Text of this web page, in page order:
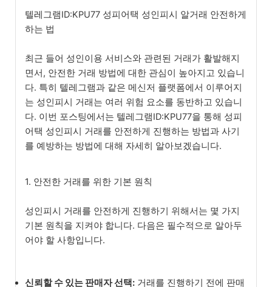
텔레그램ID:KPU77 성피어택 성인피시 알거래 안전하게
하는 법
최근 들어 성인이용 서비스와 관련된 거래가 활발해지
면서, 안전한 거래 방법에 대한 관심이 높아지고 있습니
다. 특히 텔레그램과 같은 메신저 플랫폼에서 이루어지
는 성인피시 거래는 여러 위험 요소를 동반하고 있습니
다. 이번 포스팅에서는 텔레그램ID:KPU77을 통해 성피
어택 성인피시 거래를 안전하게 진행하는 방법과 사기
를 예방하는 방법에 대해 자세히 알아보겠습니다.
1. 안전한 거래를 위한 기본 원칙
성인피시 거래를 안전하게 진행하기 위해서는 몇 가지
기본 원칙을 지켜야 합니다. 다음은 필수적으로 알아두
어야 할 사항입니다.
신뢰할 수 있는 판매자 선택: 거래를 진행하기 전에 판매